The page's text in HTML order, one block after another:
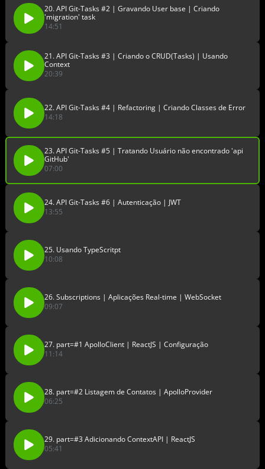
20. API Git-Tasks #2 | Gravando User base | Criando
'migration' task
14:51
21. API Git-Tasks #3 | Criando o CRUD(Tasks) | Usando
Context
20:39
22. API Git-Tasks #4 | Refactoring | Criando Classes de Error
14:18
23. API Git-Tasks #5 | Tratando Usuário não encontrado 'api
GitHub'
07:00
24. API Git-Tasks #6 | Autenticação | JWT
13:55
25. Usando TypeScritpt
10:08
26. Subscriptions | Aplicações Real-time | WebSocket
09:07
27. part=#1 ApolloClient | ReactJS | Configuração
11:14
28. part=#2 Listagem de Contatos | ApolloProvider
06:25
29. part=#3 Adicionando ContextAPI | ReactJS
05:41